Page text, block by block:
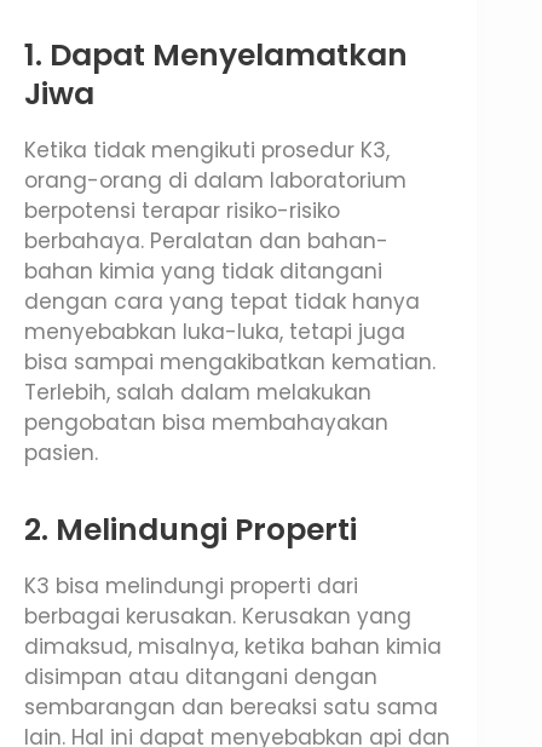
1. Dapat Menyelamatkan
Jiwa
Ketika tidak mengikuti prosedur K3,
orang-orang di dalam laboratorium
berpotensi terapar risiko-risiko
berbahaya. Peralatan dan bahan-
bahan kimia yang tidak ditangani
dengan cara yang tepat tidak hanya
menyebabkan luka-luka, tetapi juga
bisa sampai mengakibatkan kematian.
Terlebih, salah dalam melakukan
pengobatan bisa membahayakan
pasien.
2. Melindungi Properti
K3 bisa melindungi properti dari
berbagai kerusakan. Kerusakan yang
dimaksud, misalnya, ketika bahan kimia
disimpan atau ditangani dengan
sembarangan dan bereaksi satu sama
lain. Hal ini dapat menyebabkan api dan